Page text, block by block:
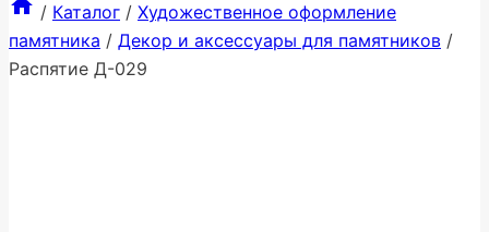
/ Каталог / Художественное оформление
памятника / Декор и аксессуары для памятников /
Распятие Д-029